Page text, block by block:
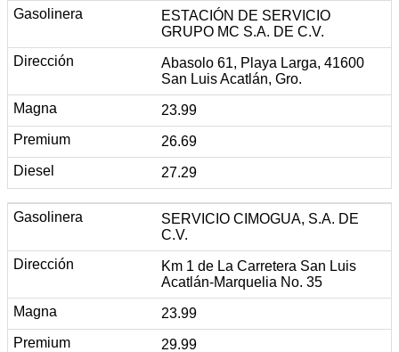
ESTACIÓN DE SERVICIO
GRUPO MC S.A. DE C.V.
Abasolo 61, Playa Larga, 41600
San Luis Acatlán, Gro.
23.99
26.69
27.29
SERVICIO CIMOGUA, S.A. DE
C.V.
Km 1 de La Carretera San Luis
Acatlán-Marquelia No. 35
23.99
29.99